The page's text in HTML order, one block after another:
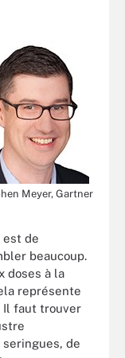
Meyer, Gartner
est de
beaucoup.
doses à la
représente
Il faut trouver
seringues, de